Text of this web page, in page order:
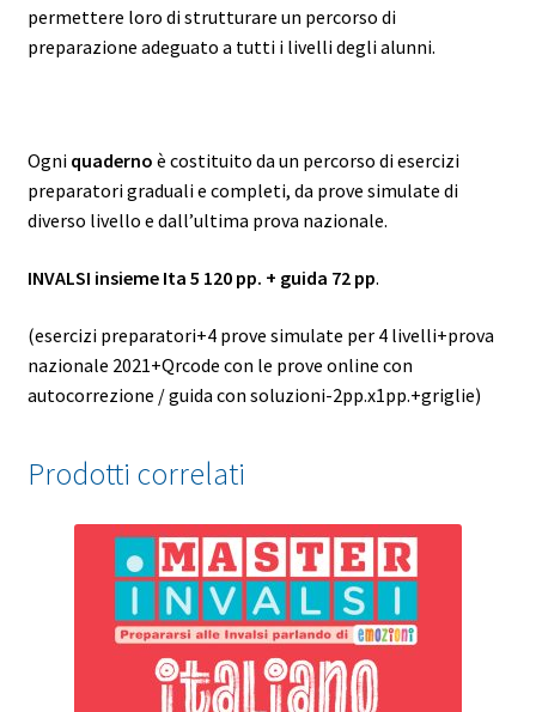
permettere loro di strutturare un percorso di
preparazione adeguato a tutti i livelli degli alunni.
Ogni quaderno è costituito da un percorso di esercizi
preparatori graduali e completi, da prove simulate di
diverso livello e dall’ultima prova nazionale.
INVALSI insieme Ita 5 120 pp. + guida 72 pp.
(esercizi preparatori+4 prove simulate per 4 livelli+prova
nazionale 2021+Qrcode con le prove online con
autocorrezione / guida con soluzioni-2pp.x1pp.+griglie)
Prodotti correlati